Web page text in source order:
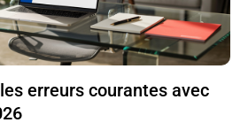
erreurs courantes avec